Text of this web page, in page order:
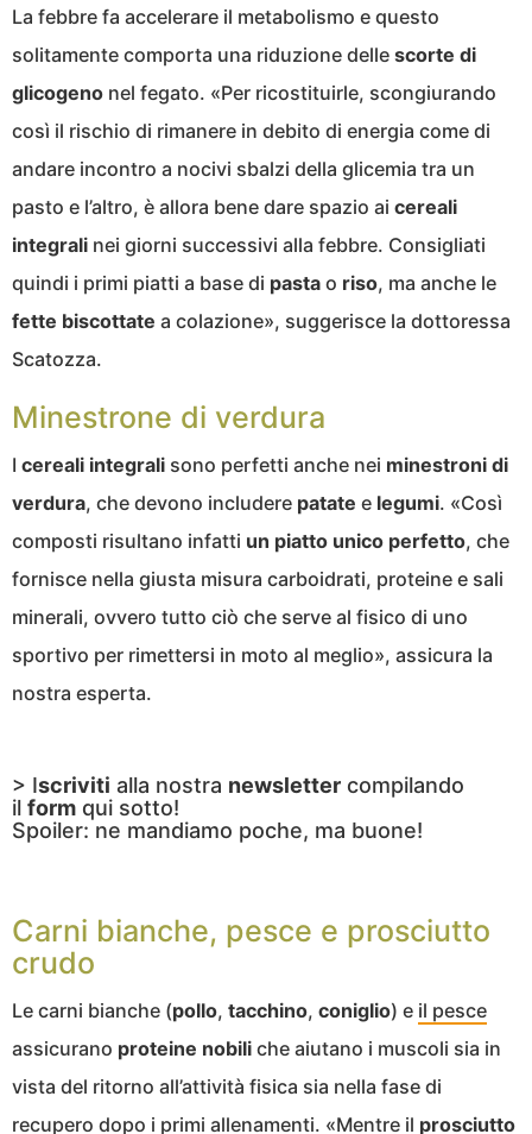
La febbre fa accelerare il metabolismo e questo
solitamente comporta una riduzione delle scorte di
glicogeno nel fegato. «Per ricostituirle, scongiurando
così il rischio di rimanere in debito di energia come di
andare incontro a nocivi sbalzi della glicemia tra un
pasto e l’altro, è allora bene dare spazio ai cereali
integrali nei giorni successivi alla febbre. Consigliati
quindi i primi piatti a base di pasta o riso, ma anche le
fette biscottate a colazione», suggerisce la dottoressa
Scatozza.
Minestrone di verdura
I cereali integrali sono perfetti anche nei minestroni di
verdura, che devono includere patate e legumi. «Così
composti risultano infatti un piatto unico perfetto, che
fornisce nella giusta misura carboidrati, proteine e sali
minerali, ovvero tutto ciò che serve al fisico di uno
sportivo per rimettersi in moto al meglio», assicura la
nostra esperta.
> Iscriviti alla nostra newsletter compilando
il form qui sotto!
Spoiler: ne mandiamo poche, ma buone!
Carni bianche, pesce e prosciutto
crudo
Le carni bianche (pollo, tacchino, coniglio) e il pesce
assicurano proteine nobili che aiutano i muscoli sia in
vista del ritorno all’attività fisica sia nella fase di
recupero dopo i primi allenamenti. «Mentre il prosciutto